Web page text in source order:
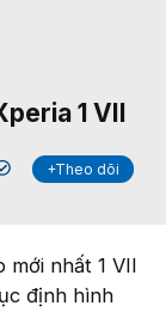
1 VII
+Theo dõi
nhất 1 VII
định hình